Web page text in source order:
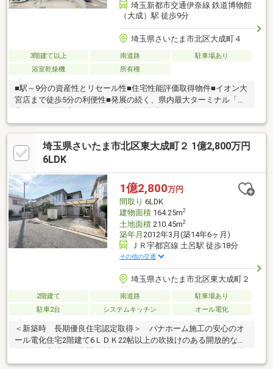
埼玉新都市交通伊奈線 鉄道博物館
（大成）駅 徒歩9分
埼玉県さいたま市北区大成町４
3階建て以上 南道路
駐車場あり
浴室乾燥機
所有権
■駅～9分の資産性とリセール性■住宅性能評価取得物件■イオン大
宮店まで徒歩5分の利便性■発展の続く、県内最大ターミナル「大
ァミリーに選ばれ続けるさいたま市～子育て環境としても注目の
街。■発展の続く街・大宮駅まで1駅3分の資産性■子育て環境も充
実の立地(お買い物環境・公園等)■駐車場付きのゆったり敷地■重
厚感漂うスタイリッシュな外観
埼玉県さいたま市北区東大成町２ 1億2,800万円
6LDK
1億2,800万円
間取り 6LDK
建物面積164.25m2
土地面積210.45m2
築年月 2012年3月(築14年6ヶ月)
ＪＲ宇都宮線 土呂駅 徒歩18分
その他の交通
埼玉県さいたま市北区東大成町２
2階建て 南道路
駐車場あり
駐車2台
システムキッチン オール電化
＜新築時 長期優良住宅認定取得＞ パナホーム施工の安心のオ
ール電化住宅2階建て6ＬＤＫ22帖以上の吹抜けのある開放的なリ
豊富な収納も魅力「鉄道博物館」駅まで徒歩11分「大宮」駅まで